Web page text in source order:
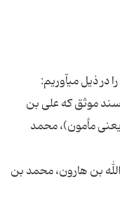
موثق که علی بن
مأمون)، محمد
بن هارون، محمد بن